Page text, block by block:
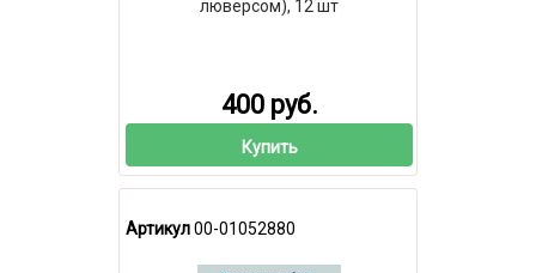
люверсом), 12 шт
400 руб.
Купить
Артикул00-01052880